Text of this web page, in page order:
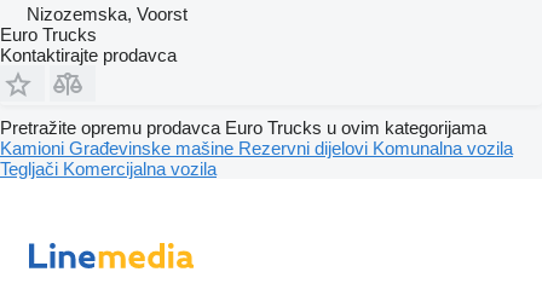
Nizozemska, Voorst
Euro Trucks
Kontaktirajte prodavca
Pretražite opremu prodavca Euro Trucks u ovim kategorijama
Kamioni Građevinske mašine Rezervni dijelovi Komunalna vozila
Tegljači Komercijalna vozila